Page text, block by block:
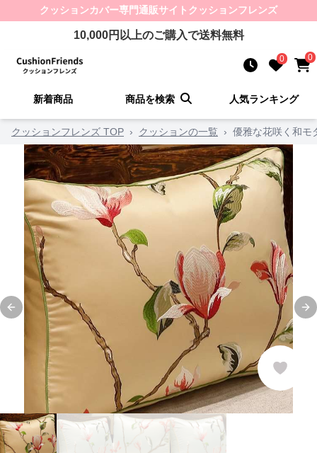
クッションカバー専門通販サイト クッションフレンズ
10,000円以上のご購入で送料無料
0 0
新着商品 商品を検索 人気ランキング
クッションフレンズ TOP › クッションの一覧 › 優雅な花咲く和モ
Previous slide